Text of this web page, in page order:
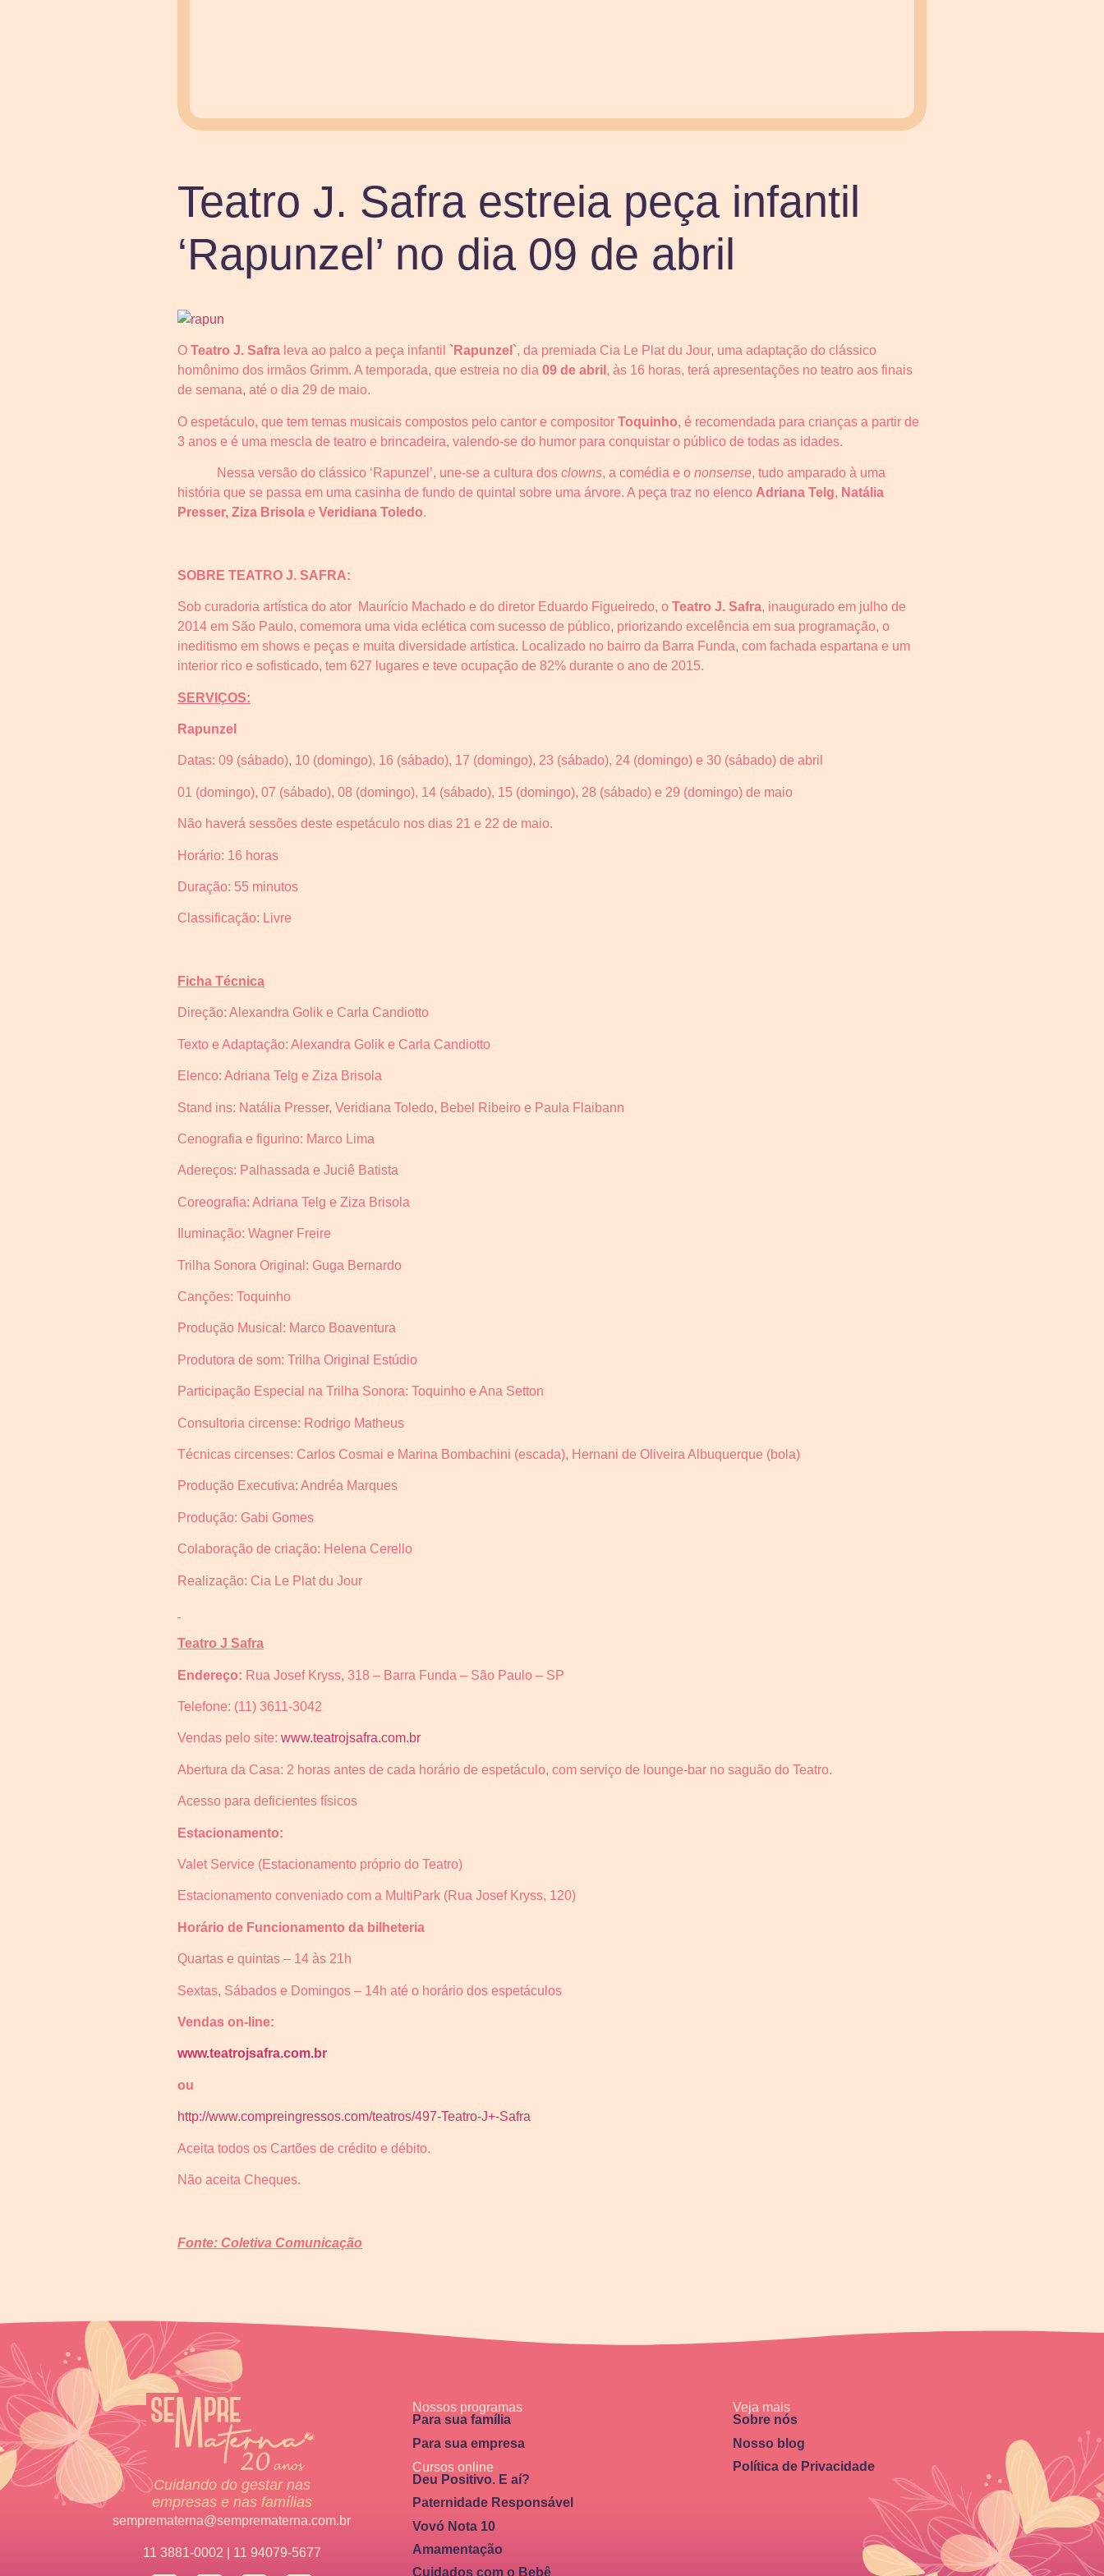
Teatro J. Safra estreia peça infantil
‘Rapunzel’ no dia 09 de abril
O Teatro J. Safra leva ao palco a peça infantil `Rapunzel`, da premiada Cia Le Plat du Jour, uma adaptação do clássico
homônimo dos irmãos Grimm. A temporada, que estreia no dia 09 de abril , às 16 horas, terá apresentações no teatro aos finais
de semana, até o dia 29 de maio.
O espetáculo, que tem temas musicais compostos pelo cantor e compositor Toquinho, é recomendada para crianças a partir de
3 anos e é uma mescla de teatro e brincadeira, valendo-se do humor para conquistar o público de todas as idades.
Nessa versão do clássico ‘Rapunzel’, une-se a cultura dos clowns, a comédia e o nonsense, tudo amparado à uma
história que se passa em uma casinha de fundo de quintal sobre uma árvore. A peça traz no elenco Adriana Telg, Natália
Presser, Ziza Brisola e Veridiana Toledo.
SOBRE TEATRO J. SAFRA:
Sob curadoria artística do ator Maurício Machado e do diretor Eduardo Figueiredo, o Teatro J. Safra, inaugurado em julho de
2014 em São Paulo, comemora uma vida eclética com sucesso de público, priorizando excelência em sua programação, o
ineditismo em shows e peças e muita diversidade artística. Localizado no bairro da Barra Funda, com fachada espartana e um
interior rico e sofisticado, tem 627 lugares e teve ocupação de 82% durante o ano de 2015.
SERVIÇOS:
Rapunzel
Datas: 09 (sábado), 10 (domingo), 16 (sábado), 17 (domingo), 23 (sábado), 24 (domingo) e 30 (sábado) de abril
01 (domingo), 07 (sábado), 08 (domingo), 14 (sábado), 15 (domingo), 28 (sábado) e 29 (domingo) de maio
Não haverá sessões deste espetáculo nos dias 21 e 22 de maio.
Horário: 16 horas
Duração: 55 minutos
Classificação: Livre
Ficha Técnica
Direção: Alexandra Golik e Carla Candiotto
Texto e Adaptação: Alexandra Golik e Carla Candiotto
Elenco: Adriana Telg e Ziza Brisola
Stand ins: Natália Presser, Veridiana Toledo, Bebel Ribeiro e Paula Flaibann
Cenografia e figurino: Marco Lima
Adereços: Palhassada e Juciê Batista
Coreografia: Adriana Telg e Ziza Brisola
Iluminação: Wagner Freire
Trilha Sonora Original: Guga Bernardo
Canções: Toquinho
Produção Musical: Marco Boaventura
Produtora de som: Trilha Original Estúdio
Participação Especial na Trilha Sonora: Toquinho e Ana Setton
Consultoria circense: Rodrigo Matheus
Técnicas circenses: Carlos Cosmai e Marina Bombachini (escada), Hernani de Oliveira Albuquerque (bola)
Produção Executiva: Andréa Marques
Produção: Gabi Gomes
Colaboração de criação: Helena Cerello
Realização: Cia Le Plat du Jour
Teatro J Safra
Endereço: Rua Josef Kryss, 318 – Barra Funda – São Paulo – SP
Telefone: (11) 3611-3042
Vendas pelo site: www.teatrojsafra.com.br
Abertura da Casa: 2 horas antes de cada horário de espetáculo, com serviço de lounge-bar no saguão do Teatro.
Acesso para deficientes físicos
Estacionamento:
Valet Service (Estacionamento próprio do Teatro)
Estacionamento conveniado com a MultiPark (Rua Josef Kryss, 120)
Horário de Funcionamento da bilheteria
Quartas e quintas – 14 às 21h
Sextas, Sábados e Domingos – 14h até o horário dos espetáculos
Vendas on-line:
www.teatrojsafra.com.br
ou
http://www.compreingressos.com/teatros/497-Teatro-J+-Safra
Aceita todos os Cartões de crédito e débito.
Não aceita Cheques.
Fonte: Coletiva Comunicação
Cuidando do gestar nas
empresas e nas famílias
semprematerna@semprematerna.com.br
11 3881-0002 | 11 94079-5677
Nossos programas
Para sua família
Para sua empresa
Cursos online
Deu Positivo. E aí?
Paternidade Responsável
Vovó Nota 10
Amamentação
Cuidados com o Bebê
Veja mais
Sobre nós
Nosso blog
Política de Privacidade